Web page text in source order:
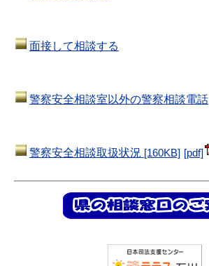
面接して相談する
警察安全相談室以外の警察相談電話
警察安全相談取扱状況 [160KB]